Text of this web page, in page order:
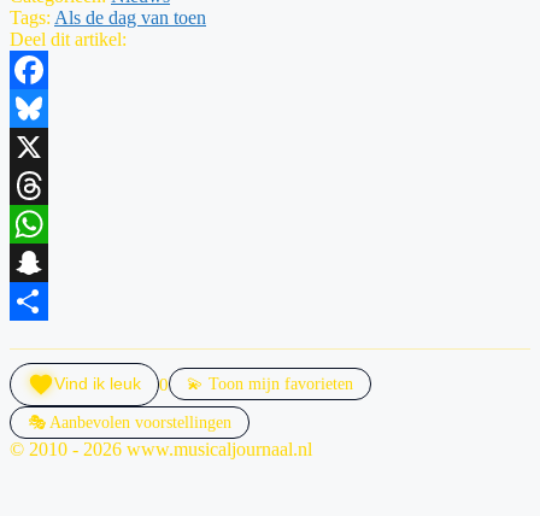
Tags: Als de dag van toen
Deel dit artikel:
Facebook
Bluesky
X
Threads
WhatsApp
Snapchat
Vind ik leuk 0 💫 Toon mijn favorieten
🎭 Aanbevolen voorstellingen
© 2010 - 2026 www.musicaljournaal.nl